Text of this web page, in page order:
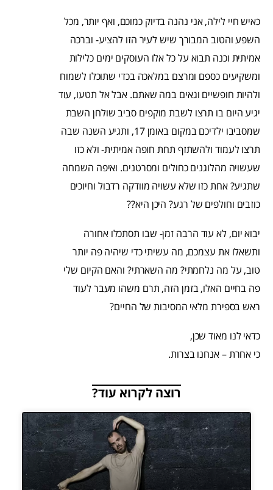
כאיש חיי לילה, אני נהנה בדיוק כמוכם, ואף יותר, מכל
השפע והטוב המבורך שיש לעיר הזו להציע- וברכה
אמיתית וכנה תבוא על כל אלו העוסקים ימים כלילות
ומשקיעים כספם ומרצם במלאכה בכדי שתוכלו לשמוח
ולהיות חופשיים וגאים במה שאתם. אבל אל תטעו, עוד
יגיע היום בו תרצו לשבת מוקפים סביב שולחן השבת
שמסביבו ילדיכם במקום באומן 17, ותגיע השנה שבה
תרצו לעמוד ולהשתזף תחת חופה אמיתית- ולא כזו
שעשויה מהלוגנים כחולים ומסרטנים. ואיפה השמחה
שתגיע? אחת כזו שלא עשויה מוודקה רדבול וחיוכים
כוזבים וחולפים של רגע? היכן היא??
יבוא יום, לא עוד הרבה זמן- שבו תסתכלו אחורה
ותשאלו את עצמכם, מה עשיתי כדי שיהיה פה יותר
טוב, על מה נלחמתי? מה השארתי? והאם הקיום שלי
פה בחיים האלו, בזמן הזה, תרם משהו מעבר לעוד
ראש בספירת מלאי המסיבות של החיים?
כדאי לנו מאוד שכן,
כי אחרת – אנחנו בצרות.
רוצה לקרוא עוד?